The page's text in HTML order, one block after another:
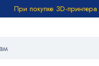
При покупке 3D-